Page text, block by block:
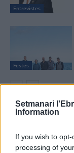
Setmanari
Information
If you wish to
processing of
Entrevistes
Festes